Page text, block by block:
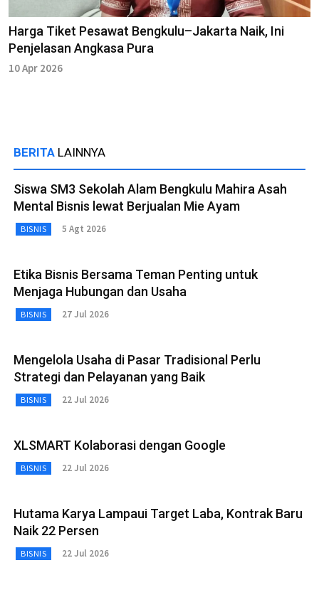
Harga Tiket Pesawat Bengkulu–Jakarta Naik, Ini
Penjelasan Angkasa Pura
10 Apr 2026
BERITA LAINNYA
Siswa SM3 Sekolah Alam Bengkulu Mahira Asah
Mental Bisnis lewat Berjualan Mie Ayam
BISNIS 5 Agt 2026
Etika Bisnis Bersama Teman Penting untuk
Menjaga Hubungan dan Usaha
BISNIS 27 Jul 2026
Mengelola Usaha di Pasar Tradisional Perlu
Strategi dan Pelayanan yang Baik
BISNIS 22 Jul 2026
XLSMART Kolaborasi dengan Google
BISNIS 22 Jul 2026
Hutama Karya Lampaui Target Laba, Kontrak Baru
Naik 22 Persen
BISNIS 22 Jul 2026